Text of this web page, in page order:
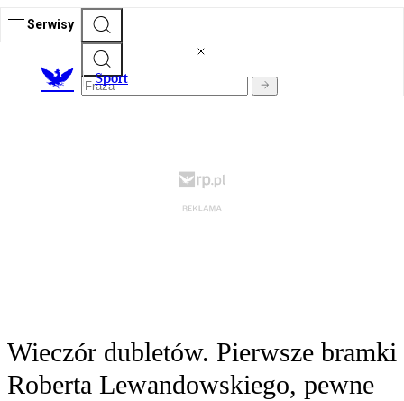
Serwisy
Sport
Wieczór dubletów. Pierwsze bramki
Roberta Lewandowskiego, pewne